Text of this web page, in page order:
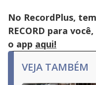
No RecordPlus,
RECORD para
o app aqui!
VEJA TAMBÉM